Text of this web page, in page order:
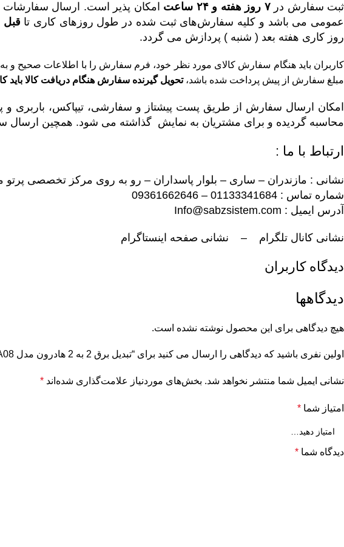
ثبت سفارش در۷ روز هفته و ۲۴ ساعت امکان پذیر است. ارسال
عمومی می باشد و کلیه سفارش‏‌های ثبت شده در طول روزهای کاری تا قبل از
روز کاری هفته بعد ( شنبه ) پردازش می گردد.
کاربران باید هنگام سفارش کالای مورد نظر خود، فرم سفارش را با اطلاعات صحیح و
مبلغ سفارش از پیش پرداخت شده باشد،تحویل گیرنده سفارش هنگام دریافت کالا باید
امکان ارسال سفارش از طریق پست پیشتاز و سفارشی، تیپاکس، باربری
محاسبه گردیده و برای مشتریان به نمایش گذاشته می شود. همچین
ارتباط با ما :
نشانی : مازندران – ساری – بلوار پاسداران – رو به روی مرکز تخصصی پرتو
شماره تماس : 01133341684 – 09361662646
آدرس ایمیل : Info@sabzsistem.com
نشانی کانال تلگرام – نشانی صفحه اینستاگرام
دیدگاه کاربران
دیدگاهها
هیچ دیدگاهی برای این محصول نوشته نشده است.
اولین نفری باشید که دیدگاهی را ارسال می کنید برای “تبدیل برق 2 به 2 هادرون مدل A08”
نشانی ایمیل شما منتشر نخواهد شد. بخش‌های موردنیاز علامت‌گذاری شده‌اند *
امتیاز شما *
دیدگاه شما *